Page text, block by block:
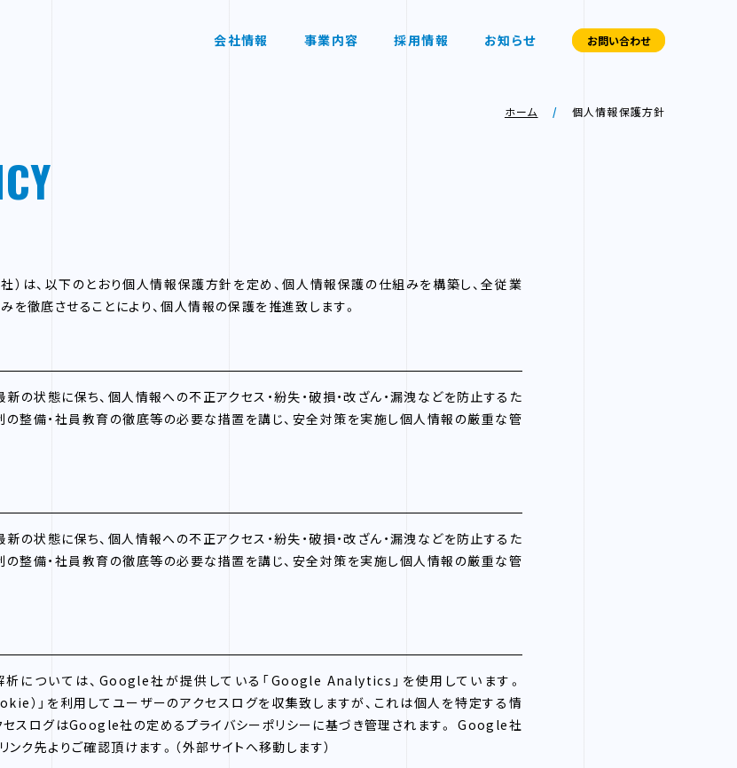
会社情報 事業内容 採用情報 お知らせ お問い合わせ
ホーム 個人情報保護方針
）は、以下のとおり個人情報保護方針を定め、個人情報保護の仕組みを構築し、全従業
徹底させることにより、個人情報の保護を推進致します。
の状態に保ち、個人情報への不正アクセス・紛失・破損・改ざん・漏洩などを防止するた
の整備・社員教育の徹底等の必要な措置を講じ、安全対策を実施し個人情報の厳重な管
の状態に保ち、個人情報への不正アクセス・紛失・破損・改ざん・漏洩などを防止するた
の整備・社員教育の徹底等の必要な措置を講じ、安全対策を実施し個人情報の厳重な管
析については、Google社が提供している「Google Analytics」を使用しています。
）」を利用してユーザーのアクセスログを収集致しますが、これは個人を特定する情
セスログはGoogle社の定めるプライバシーポリシーに基づき管理されます。 Google社
ク先よりご確認頂けます。（外部サイトへ移動します）